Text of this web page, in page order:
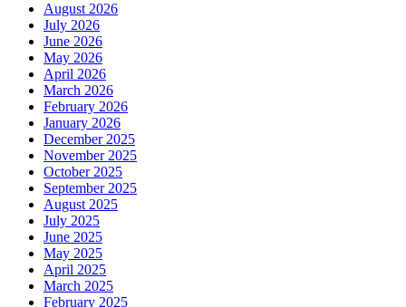
August 2026
July 2026
June 2026
May 2026
April 2026
March 2026
February 2026
January 2026
December 2025
November 2025
October 2025
September 2025
August 2025
July 2025
June 2025
May 2025
April 2025
March 2025
February 2025